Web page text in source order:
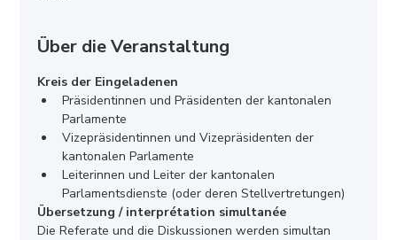
Über die Veranstaltung
Kreis der Eingeladenen
Präsidentinnen und Präsidenten der kantonalen
Parlamente
Vizepräsidentinnen und Vizepräsidenten der
kantonalen Parlamente
Leiterinnen und Leiter der kantonalen
Parlamentsdienste (oder deren Stellvertretungen)
Übersetzung / interprétation simultanée
Die Referate und die Diskussionen werden simultan